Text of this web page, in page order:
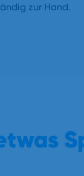
zur Hand.